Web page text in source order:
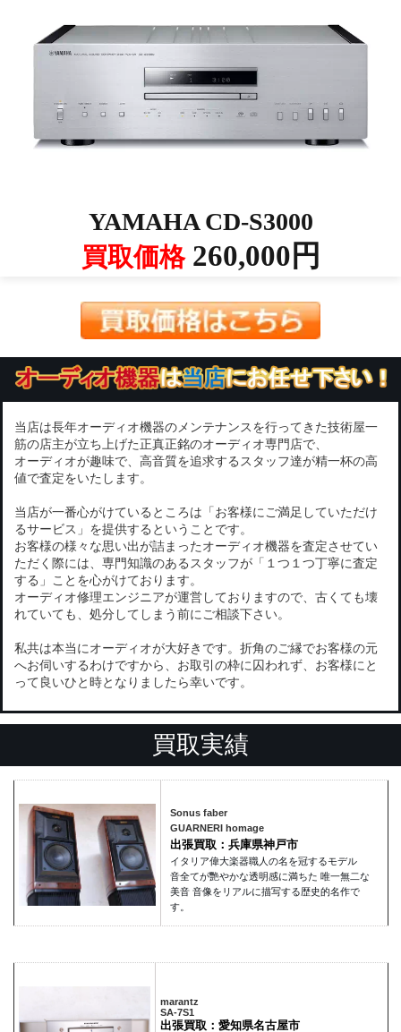
YAMAHA CD-S3000
買取価格260,000円
当店は長年オーディオ機器のメンテナンスを行ってきた技術屋一
筋の店主が立ち上げた正真正銘のオーディオ専門店で、
オーディオが趣味で、高音質を追求するスタッフ達が精一杯の高
値で査定をいたします。
当店が一番心がけているところは「お客様にご満足していただけ
るサービス」を提供するということです。
お客様の様々な思い出が詰まったオーディオ機器を査定させてい
ただく際には、専門知識のあるスタッフが「１つ１つ丁寧に査定
する」ことを心がけております。
オーディオ修理エンジニアが運営しておりますので、古くても壊
れていても、処分してしまう前にご相談下さい。
私共は本当にオーディオが大好きです。折角のご縁でお客様の元
へお伺いするわけですから、お取引の枠に囚われず、お客様にと
って良いひと時となりましたら幸いです。
買取実績
Sonus faber
GUARNERI homage
出張買取：兵庫県神戸市
イタリア偉大楽器職人の名を冠するモデル
音全てが艷やかな透明感に満ちた 唯一無二な
美音 音像をリアルに描写する歴史的名作で
す。
marantz
SA-7S1
出張買取：愛知県名古屋市